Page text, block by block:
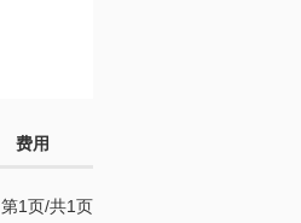
费用
第1页/共1页